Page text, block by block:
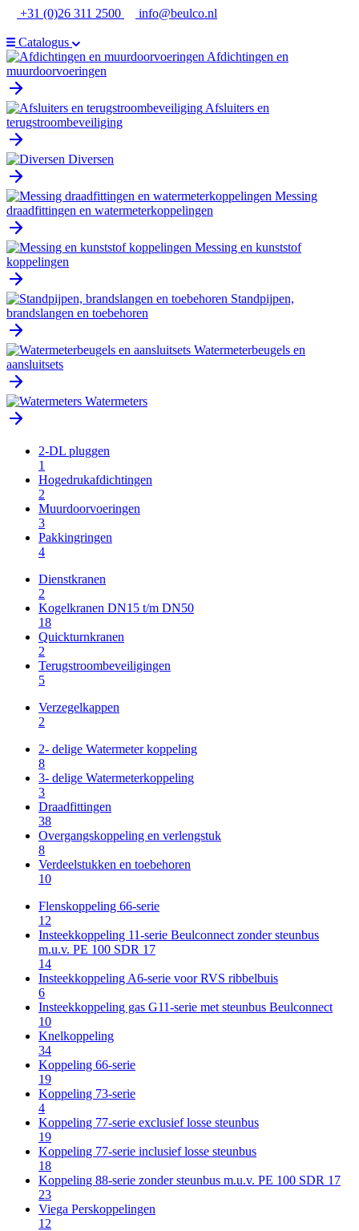
Ga
de
inhoud
+31 (0)26 311 2500 info@beulco.nl
Catalogus
Afdichtingen en
muurdoorvoeringen
Afsluiters en
terugstroombeveiliging
Diversen
Messing
draadfittingen en watermeterkoppelingen
Messing en kunststof
koppelingen
Standpijpen,
brandslangen en toebehoren
Watermeterbeugels en
aansluitsets
Watermeters
2-DL pluggen
1
Hogedrukafdichtingen
2
Muurdoorvoeringen
3
Pakkingringen
4
Dienstkranen
2
Kogelkranen DN15 t/m DN50
18
Quickturnkranen
2
Terugstroombeveiligingen
5
Verzegelkappen
2
2- delige Watermeter koppeling
8
3- delige Watermeterkoppeling
3
Draadfittingen
38
Overgangskoppeling en verlengstuk
8
Verdeelstukken en toebehoren
10
Flenskoppeling 66-serie
12
Insteekkoppeling 11-serie Beulconnect zonder steunbus
m.u.v. PE 100 SDR 17
14
Insteekkoppeling A6-serie voor RVS ribbelbuis
6
Insteekkoppeling gas G11-serie met steunbus Beulconnect
10
Knelkoppeling
34
Koppeling 66-serie
19
Koppeling 73-serie
4
Koppeling 77-serie exclusief losse steunbus
19
Koppeling 77-serie inclusief losse steunbus
18
Koppeling 88-serie zonder steunbus m.u.v. PE 100 SDR 17
23
Viega Perskoppelingen
12